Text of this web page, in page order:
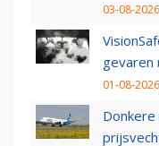
03-08-
gevaren
01-08-
Donkere